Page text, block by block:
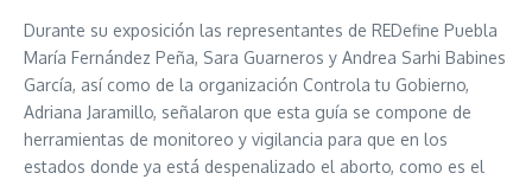
Durante su exposición las representantes de REDefine Puebla
María Fernández Peña, Sara Guarneros y Andrea Sarhi Babines
García, así como de la organización Controla tu Gobierno,
Adriana Jaramillo, señalaron que esta guía se compone de
herramientas de monitoreo y vigilancia para que en los
estados donde ya está despenalizado el aborto, como es el